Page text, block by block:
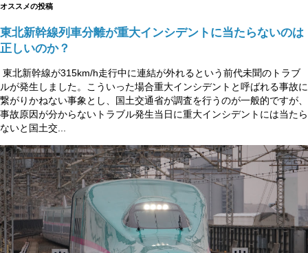
オススメの投稿
東北新幹線列車分離が重大インシデントに当たらないのは
正しいのか？
東北新幹線が315km/h走行中に連結が外れるという前代未聞のトラブ
ルが発生しました。こういった場合重大インシデントと呼ばれる事故に
繋がりかねない事象とし、国土交通省が調査を行うのが一般的ですが、
事故原因が分からないトラブル発生当日に重大インシデントには当たら
ないと国土交...